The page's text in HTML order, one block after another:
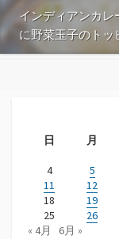
インディアンカ
に野菜玉子のトッ
日
月
4
5
11
12
18
19
25
26
« 4月
6月 »